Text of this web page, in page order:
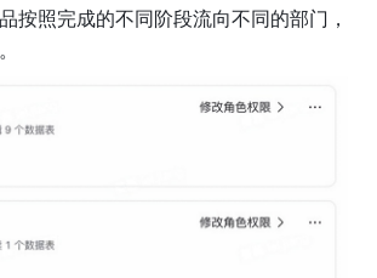
按照完成的不同阶段流向不同的部门，